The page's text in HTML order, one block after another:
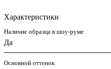
Характеристики
Наличие образца в шоу-руме
Да
Основной оттенок